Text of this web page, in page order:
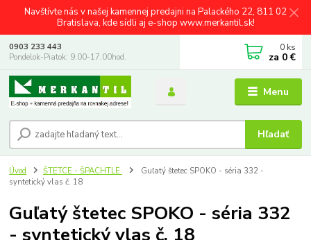
Navštívte nás v našej kamennej predajni na Palackého 22, 811 02
Bratislava, kde sídli aj e-shop www.merkantil.sk!
Menu
Hľadať
0903 233 443
Pondelok-Piatok: 9.00-17.00hod.
0 ks
za 0 €
Úvod ŠTETCE - ŠPACHTLE
Guľatý štetec SPOKO - séria 332 -
syntetický vlas č. 18
Guľatý štetec SPOKO - séria 332
- syntetický vlas č. 18